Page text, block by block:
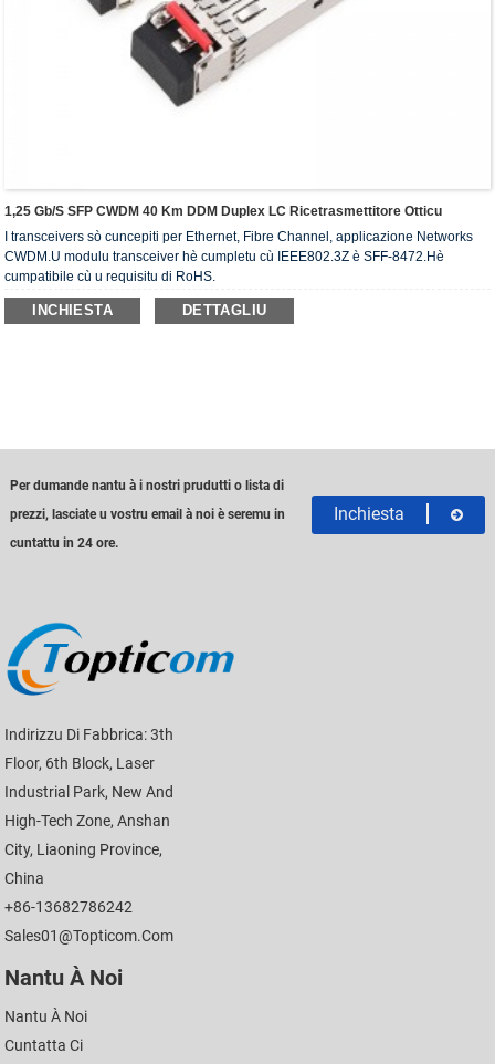
1,25 Gb/s SFP CWDM 40 Km DDM Duplex LC Ricetrasmettitore Otticu
I transceivers sò cuncepiti per Ethernet, Fibre Channel, applicazione Networks
CWDM.U modulu transceiver hè cumpletu cù IEEE802.3Z è SFF-8472.Hè
cumpatibile cù u requisitu di RoHS.
INCHIESTA DETTAGLIU
Per dumande nantu à i nostri prudutti o lista di
prezzi, lasciate u vostru email à noi è seremu in
cuntattu in 24 ore.
Inchiesta
Indirizzu Di Fabbrica: 3th
Floor, 6th Block, Laser
Industrial Park, New And
High-Tech Zone, Anshan
City, Liaoning Province,
China
+86-13682786242
Sales01@topticom.com
Nantu À Noi
Nantu À Noi
Cuntatta Ci